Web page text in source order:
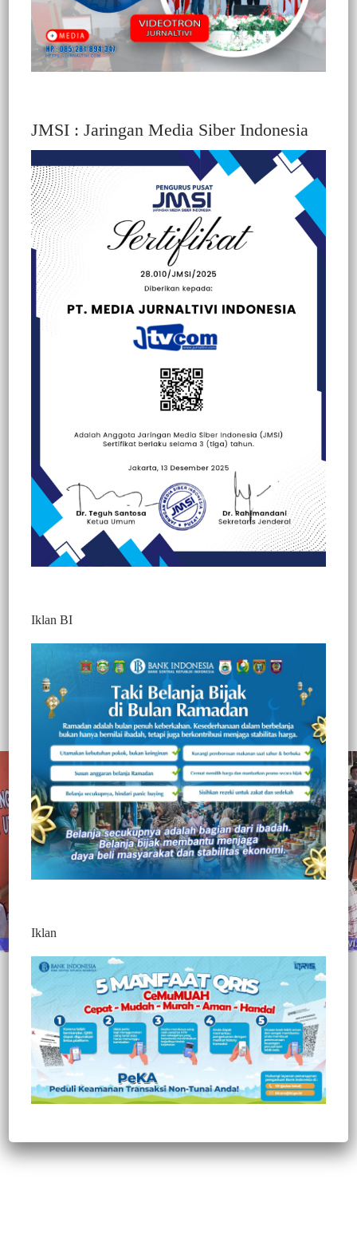
BERITA VIDEO : INI TANGGAPAN
KALATIKU USAI PENCABUTAN NO
URUT DI KANTOR KPU
Redaksi Jurnaltivi
0 Min Baca
Kamis, 24 September 2020
333
Post Views: 333
JMSI : Jaringan Media Siber Indonesia
Iklan BI
Iklan